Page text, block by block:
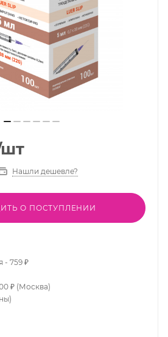
Нашли дешевле?
О ПОСТУПЛЕНИИ
- 759 ₽
₽ (Москва)